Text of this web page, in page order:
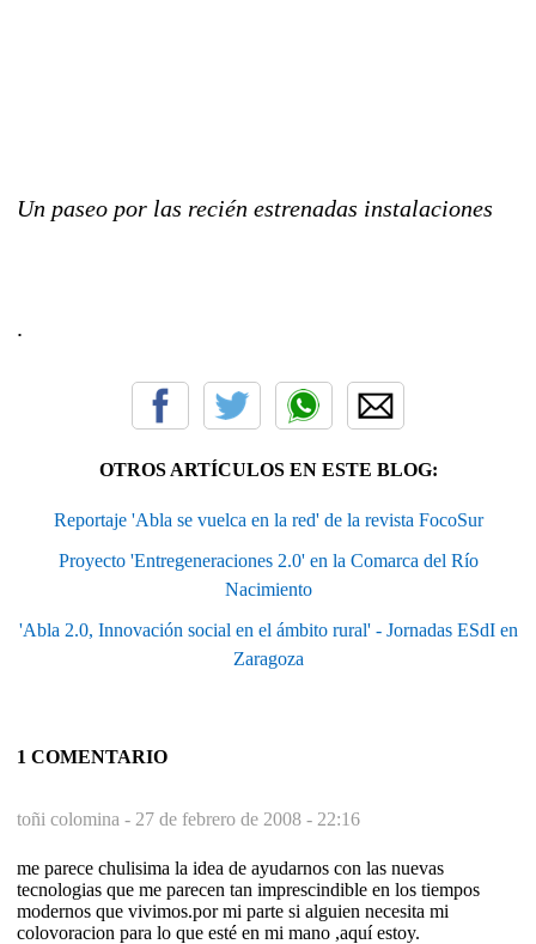
Un paseo por las recién estrenadas instalaciones
.
OTROS ARTÍCULOS EN ESTE BLOG:
Reportaje 'Abla se vuelca en la red' de la revista FocoSur
Proyecto 'Entregeneraciones 2.0' en la Comarca del Río
Nacimiento
'Abla 2.0, Innovación social en el ámbito rural' - Jornadas ESdI en
Zaragoza
1 COMENTARIO
toñi colomina - 27 de febrero de 2008 - 22:16
me parece chulisima la idea de ayudarnos con las nuevas
tecnologias que me parecen tan imprescindible en los tiempos
modernos que vivimos.por mi parte si alguien necesita mi
colovoracion para lo que esté en mi mano ,aquí estoy.